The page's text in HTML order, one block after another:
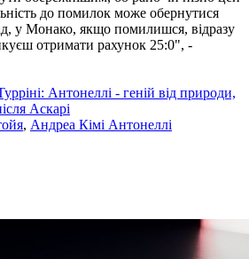
до помилок може обернутися
у Монако, якщо помилишся, відразу
отримати рахунок 25:0", -
Антонеллі - геній від природи,
Аскарі
, Андреа Кімі Антонеллі